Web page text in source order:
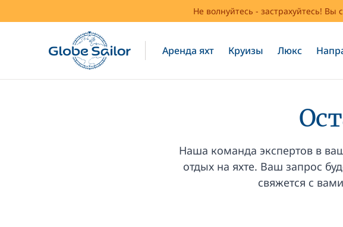
Не волнуйтесь - застрахуйтесь!
Аренда яхт Круизы Люкс
Наша команда экспертов в
отдых на яхте. Ваш запрос
свяжется с